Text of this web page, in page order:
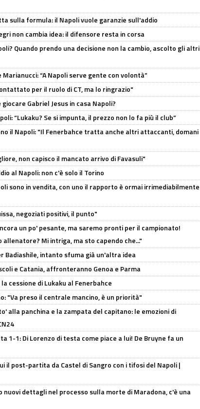
sulla formula: il Napoli vuole garanzie sull'addio
non cambia idea: il difensore resta in corsa
Quando prendo una decisione non la cambio, ascolto gli altri
“A Napoli serve gente con volontà”
per il ruolo di CT, ma lo ringrazio"
Gabriel Jesus in casa Napoli?
“Lukaku? Se si impunta, il prezzo non lo fa più il club”
il Napoli: "Il Fenerbahce tratta anche altri attaccanti, domani
non capisco il mancato arrivo di Favasuli"
al Napoli: non c'è solo il Torino
sono in vendita, con uno il rapporto è ormai irrimediabilmente
negoziati positivi, il punto"
un po' pesante, ma saremo pronti per il campionato!
allenatore? Mi intriga, ma sto capendo che..."
Badiashile, intanto sfuma già un'altra idea
e Catania, affronteranno Genoa e Parma
cessione di Lukaku al Fenerbahce
"Va preso il centrale mancino, è un priorità"
alla panchina e la zampata del capitano: le emozioni di
1-1: Di Lorenzo di testa come piace a lui! De Bruyne fa un
il post-partita da Castel di Sangro con i tifosi del Napoli |
nuovi dettagli nel processo sulla morte di Maradona, c'è una